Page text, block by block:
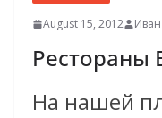
August 15, 2012
Рестораны
На нашей